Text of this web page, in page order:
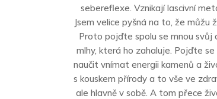
sebereflexe. Vznikají lascivní
Jsem velice pyšná na to, že můžu
Proto pojďte spolu se mnou svůj
mlhy, která ho zahaluje. Pojďte
naučit vnímat energii kamenů a
s kouskem přírody a to vše ve
ale hlavně v sobě. A tom přece